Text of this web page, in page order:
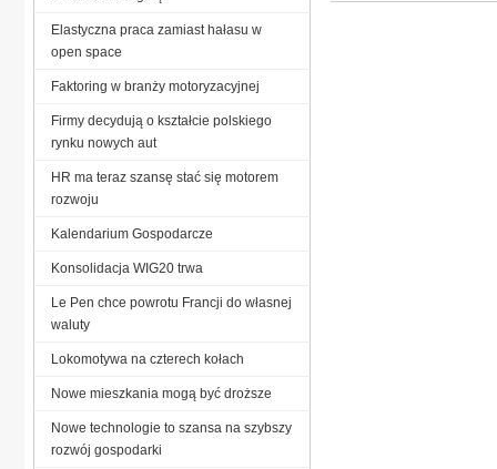
Elastyczna praca zamiast hałasu w
open space
Faktoring w branży motoryzacyjnej
Firmy decydują o kształcie polskiego
rynku nowych aut
HR ma teraz szansę stać się motorem
rozwoju
Kalendarium Gospodarcze
Konsolidacja WIG20 trwa
Le Pen chce powrotu Francji do własnej
waluty
Lokomotywa na czterech kołach
Nowe mieszkania mogą być droższe
Nowe technologie to szansa na szybszy
rozwój gospodarki